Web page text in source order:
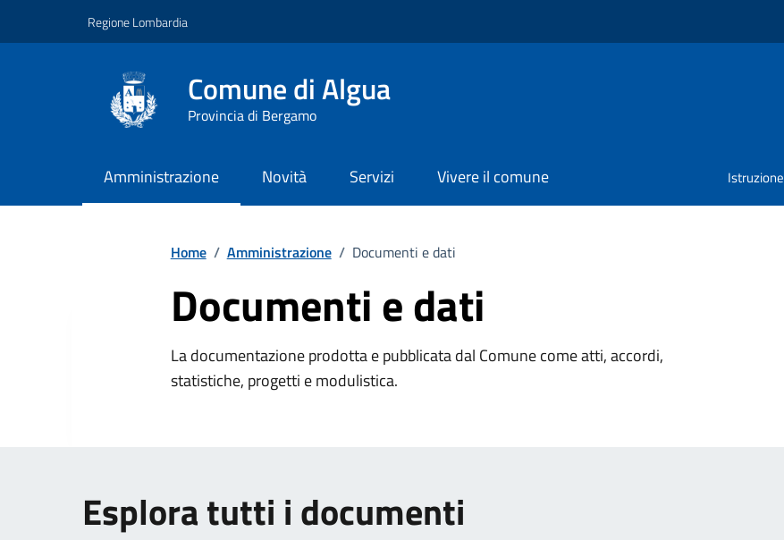
Regione Lombardia
Comune di Algua
Provincia di Bergamo
Amministrazione Novità Servizi Vivere il comune Istruzione
Home / Amministrazione / Documenti e dati
Documenti e dati
La documentazione prodotta e pubblicata dal Comune come atti, accordi,
statistiche, progetti e modulistica.
Esplora tutti i documenti